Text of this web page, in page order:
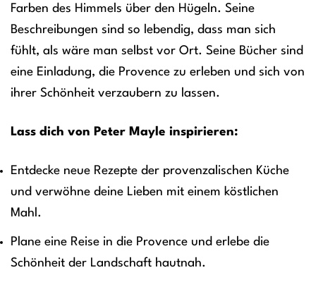
Farben des Himmels über den Hügeln. Seine
Beschreibungen sind so lebendig, dass man sich
fühlt, als wäre man selbst vor Ort. Seine Bücher sind
eine Einladung, die Provence zu erleben und sich von
ihrer Schönheit verzaubern zu lassen.
Lass dich von Peter Mayle inspirieren:
Entdecke neue Rezepte der provenzalischen Küche
und verwöhne deine Lieben mit einem köstlichen
Mahl.
Plane eine Reise in die Provence und erlebe die
Schönheit der Landschaft hautnah.